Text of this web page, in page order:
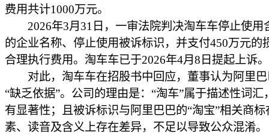
费用共计1000万元。
2026年3月31日，一审法院判决淘车车停止使用
的企业名称、停止使用被诉标识，并支付450万元的
合理执行费用。淘车车已于2026年4月8日提起上诉。
对此，淘车车在招股书中回应，董事认为阿里巴
“缺乏依据”。公司的理由是：“淘车”属于描述性词汇
有显著性；且被诉标识与阿里巴巴的“淘宝”相关商标
素、读音及含义上存在差异，不足以导致公众混淆。